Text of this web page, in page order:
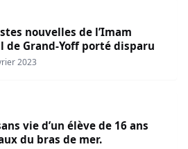
nouvelles de l’Imam
de Grand-Yoff porté disparu
2023
vie d’un élève de 16 ans
du bras de mer.